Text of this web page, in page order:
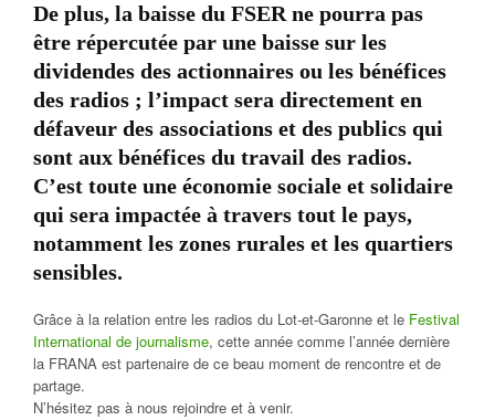
De plus, la baisse du FSER ne pourra pas
être répercutée par une baisse sur les
dividendes des actionnaires ou les bénéfices
des radios ; l’impact sera directement en
défaveur des associations et des publics qui
sont aux bénéfices du travail des radios.
C’est toute une économie sociale et solidaire
qui sera impactée à travers tout le pays,
notamment les zones rurales et les quartiers
sensibles.
Grâce à la relation entre les radios du Lot-et-Garonne et le Festival
International de journalisme, cette année comme l’année dernière
la FRANA est partenaire de ce beau moment de rencontre et de
partage.
N’hésitez pas à nous rejoindre et à venir.